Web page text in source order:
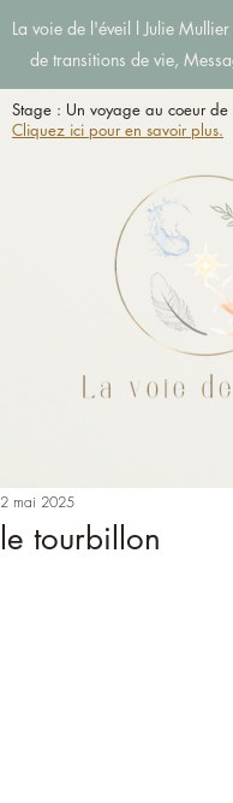
La voie de l'éveil l Julie
de transitions de vie,
Stage : Un voyage au coeur de
Cliquez ici pour en savoir plus.
le tourbillon
2 mai 2025